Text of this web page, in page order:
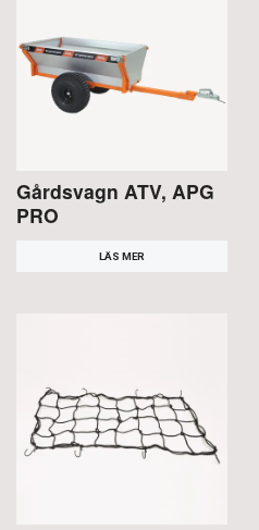
Gårdsvagn ATV, APG
PRO
LÄS MER